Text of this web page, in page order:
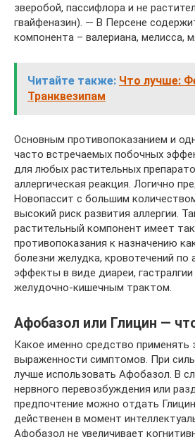
зверобой, пассифлора и не
гвайфеназин). — В Персене
компонента – валериана, мелисса,
Читайте также: Что лучше:
Транквезипам
Основным противопоказанием и
часто встречаемых побочных
для любых растительных
аллергическая реакция. Логично
Новопассит с большим
высокий риск развития аллергии.
растительный компонент имеет
противопоказания к назначению
болезни желудка, кровотечений по
эффекты в виде диареи,
желудочно-кишечным трактом.
Афобазол или Глицин —
Какое именно средство применять
выраженности симптомов. При
лучше использовать Афобазол. В
нервного перевозбуждения или
предпочтение можно отдать
действенен в момент
Афобазол не увеличивает